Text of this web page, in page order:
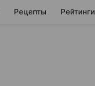
Рецепты Рейтинги